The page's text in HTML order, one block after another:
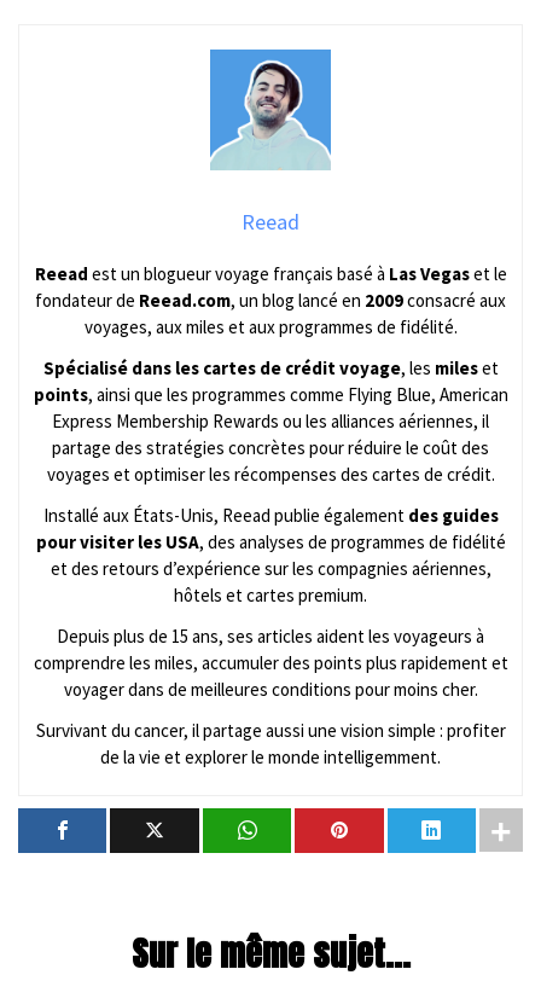
Reead
Reead est un blogueur voyage français basé à Las Vegaset le
fondateur de Reead.com, un blog lancé en 2009consacré aux
voyages, aux miles et aux programmes de fidélité.
Spécialisé dans les cartes de crédit voyage, les mileset
points, ainsi que les programmes comme Flying Blue, American
Express Membership Rewards ou les alliances aériennes, il
partage des stratégies concrètes pour réduire le coût des
voyages et optimiser les récompenses des cartes de crédit.
Installé aux États-Unis, Reead publie également des guides
pour visiter les USA, des analyses de programmes de fidélité
et des retours d’expérience sur les compagnies aériennes,
hôtels et cartes premium.
Depuis plus de 15 ans, ses articles aident les voyageurs à
comprendre les miles, accumuler des points plus rapidement et
voyager dans de meilleures conditions pour moins cher.
Survivant du cancer, il partage aussi une vision simple : profiter
de la vie et explorer le monde intelligemment.
Sur le même sujet...